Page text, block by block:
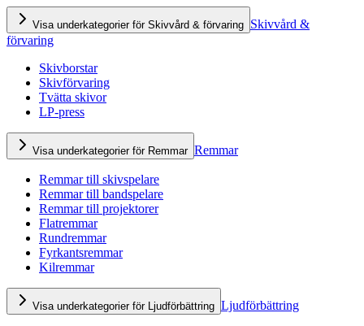
Visa underkategorier för Skivvård & förvaring Skivvård &
förvaring
Skivborstar
Skivförvaring
Tvätta skivor
LP-press
Visa underkategorier för Remmar Remmar
Remmar till skivspelare
Remmar till bandspelare
Remmar till projektorer
Flatremmar
Rundremmar
Fyrkantsremmar
Kilremmar
Visa underkategorier för Ljudförbättring Ljudförbättring